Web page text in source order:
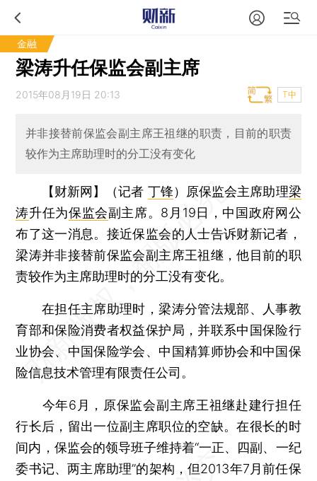
金融
梁涛升任保监会副主席
2015年08月19日 20:13 T中
并非接替前保监会副主席王祖继的职责，目前的职责
较作为主席助理时的分工没有变化
【财新网】（记者 丁锋） 原保监会主席助理梁
涛升任为保监会副主席。8月19日，中国政府网公
布了这一消息。接近保监会的人士告诉财新记者，
梁涛并非接替前保监会副主席王祖继，他目前的职
责较作为主席助理时的分工没有变化。
在担任主席助理时，梁涛分管法规部、人事教
育部和保险消费者权益保护局，并联系中国保险行
业协会、中国保险学会、中国精算师协会和中国保
险信息技术管理有限责任公司。
今年6月，原保监会副主席王祖继赴建行担任
行长后，留出一位副主席职位的空缺。在很长的时
间内，保监会的领导班子维持着“一正、四副、一纪
委书记、两主席助理”的架构，但2013年7月前任保